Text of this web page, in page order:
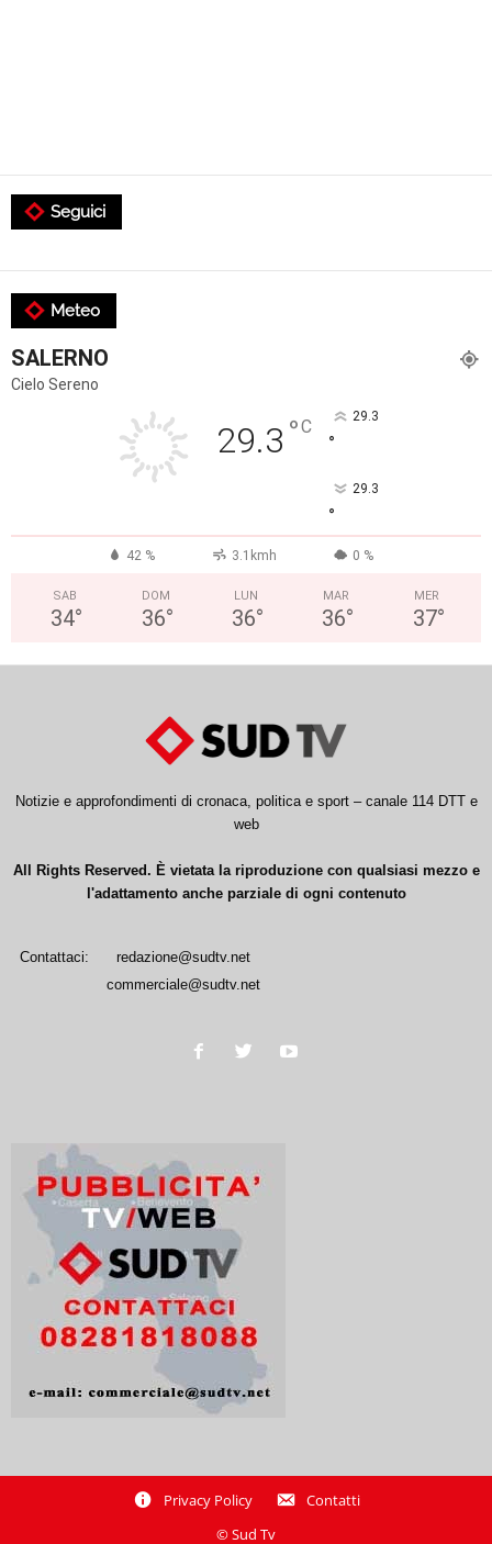
Seguici
Meteo
SALERNO
Cielo Sereno
29.3 °C 29.3
°
29.3
°
42 % 3.1kmh 0 %
SAB
34°
DOM
36°
LUN
36°
MAR
36°
MER
37°
Notizie e approfondimenti di cronaca, politica e sport – canale 114 DTT e
web
All Rights Reserved. È vietata la riproduzione con qualsiasi mezzo e
l'adattamento anche parziale di ogni contenuto
Contattaci:
redazione@sudtv.net
commerciale@sudtv.net
Privacy Policy
Contatti
© Sud Tv